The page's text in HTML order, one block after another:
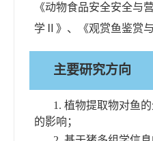
《动物食品安全安全与
学
》、《观赏鱼鉴赏
主要研究方向
1. 植物提取物对鱼
的影响；